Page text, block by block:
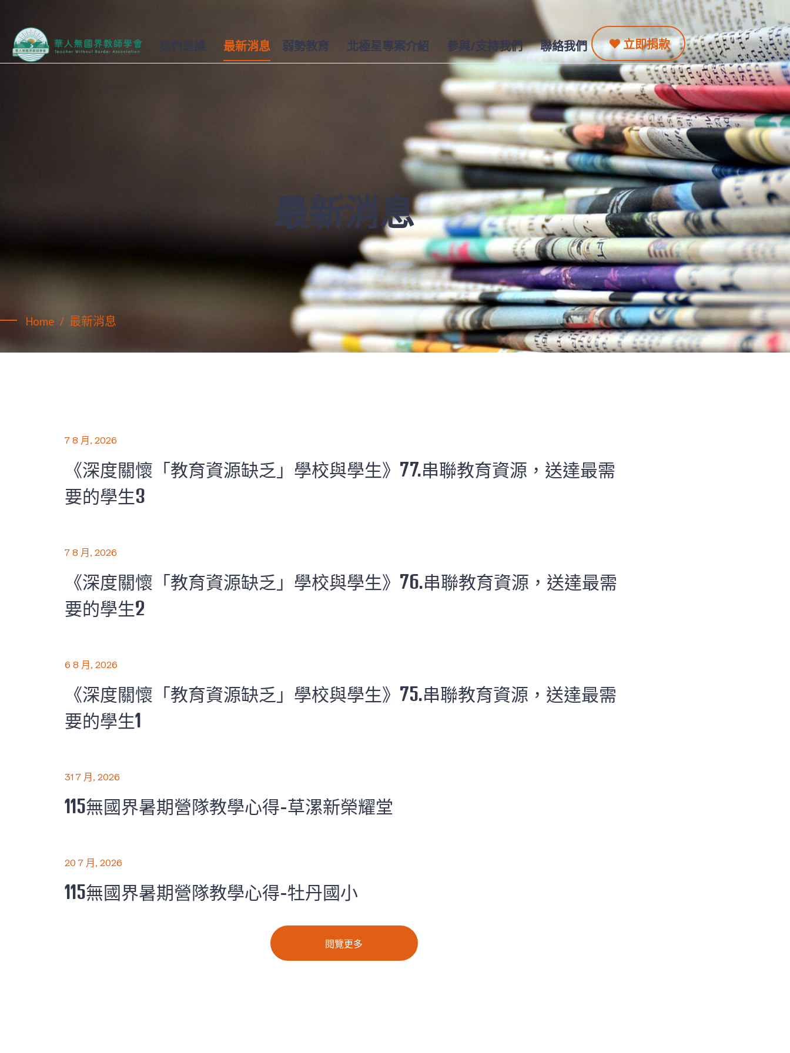
我們是誰 最新消息 弱勢教育 北極星專案介紹 參與/支持我們 聯絡我們 立即捐款
最新消息
Home 最新消息
7 8 月, 2026
《深度關懷「教育資源缺乏」學校與學生》77.串聯教育資源，送達最需
要的學生3
7 8 月, 2026
《深度關懷「教育資源缺乏」學校與學生》76.串聯教育資源，送達最需
要的學生2
6 8 月, 2026
《深度關懷「教育資源缺乏」學校與學生》75.串聯教育資源，送達最需
要的學生1
31 7 月, 2026
115無國界暑期營隊教學心得-草漯新榮耀堂
20 7 月, 2026
115無國界暑期營隊教學心得-牡丹國小
閱覽更多